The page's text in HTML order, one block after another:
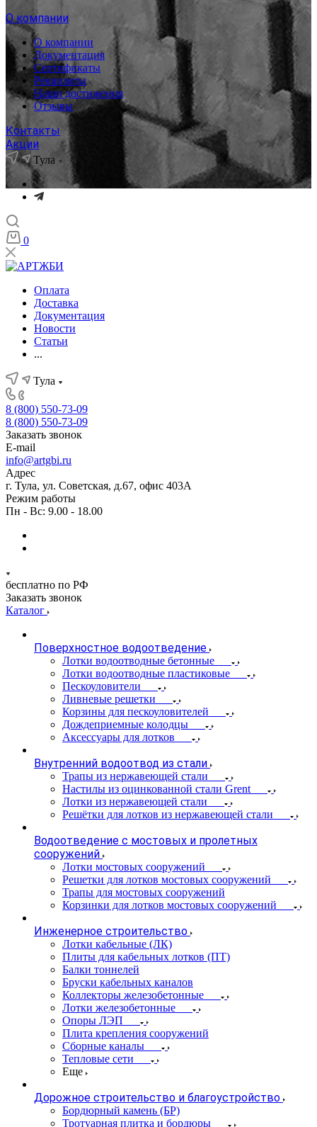
О компании
О компании
Документация
Сертификаты
Реквизиты
Наши достижения
Отзывы
Контакты
Акции
Тула
0
Оплата
Доставка
Документация
Новости
Статьи
...
Тула
8 (800) 550-73-09
8 (800) 550-73-09
Заказать звонок
E-mail
info@artgbi.ru
Адрес
г. Тула, ул. Советская, д.67, офис 403А
Режим работы
Пн - Вс: 9.00 - 18.00
бесплатно по РФ
Заказать звонок
Каталог
Поверхностное водоотведение
Лотки водоотводные бетонные
Лотки водоотводные пластиковые
Пескоуловители
Ливневые решетки
Корзины для пескоуловителей
Дождеприемные колодцы
Аксессуары для лотков
Внутренний водоотвод из стали
Трапы из нержавеющей стали
Настилы из оцинкованной стали Grent
Лотки из нержавеющей стали
Решётки для лотков из нержавеющей стали
Водоотведение с мостовых и пролетных
сооружений
Лотки мостовых сооружений
Решетки для лотков мостовых сооружений
Трапы для мостовых сооружений
Корзинки для лотков мостовых сооружений
Инженерное строительство
Лотки кабельные (ЛК)
Плиты для кабельных лотков (ПТ)
Балки тоннелей
Бруски кабельных каналов
Коллекторы железобетонные
Лотки железобетонные
Опоры ЛЭП
Плита крепления сооружений
Сборные каналы
Тепловые сети
Еще
Дорожное строительство и благоустройство
Бордюрный камень (БР)
Тротуарная плитка и бордюры